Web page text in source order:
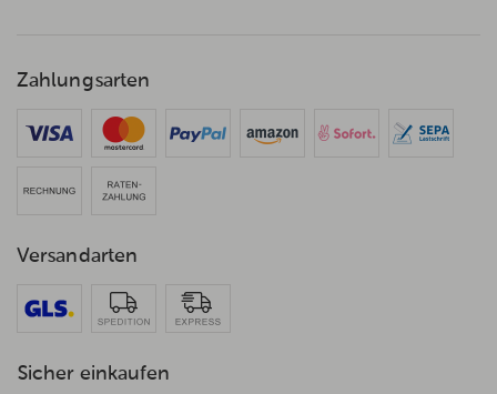
Zahlungsarten
Versandarten
Sicher einkaufen